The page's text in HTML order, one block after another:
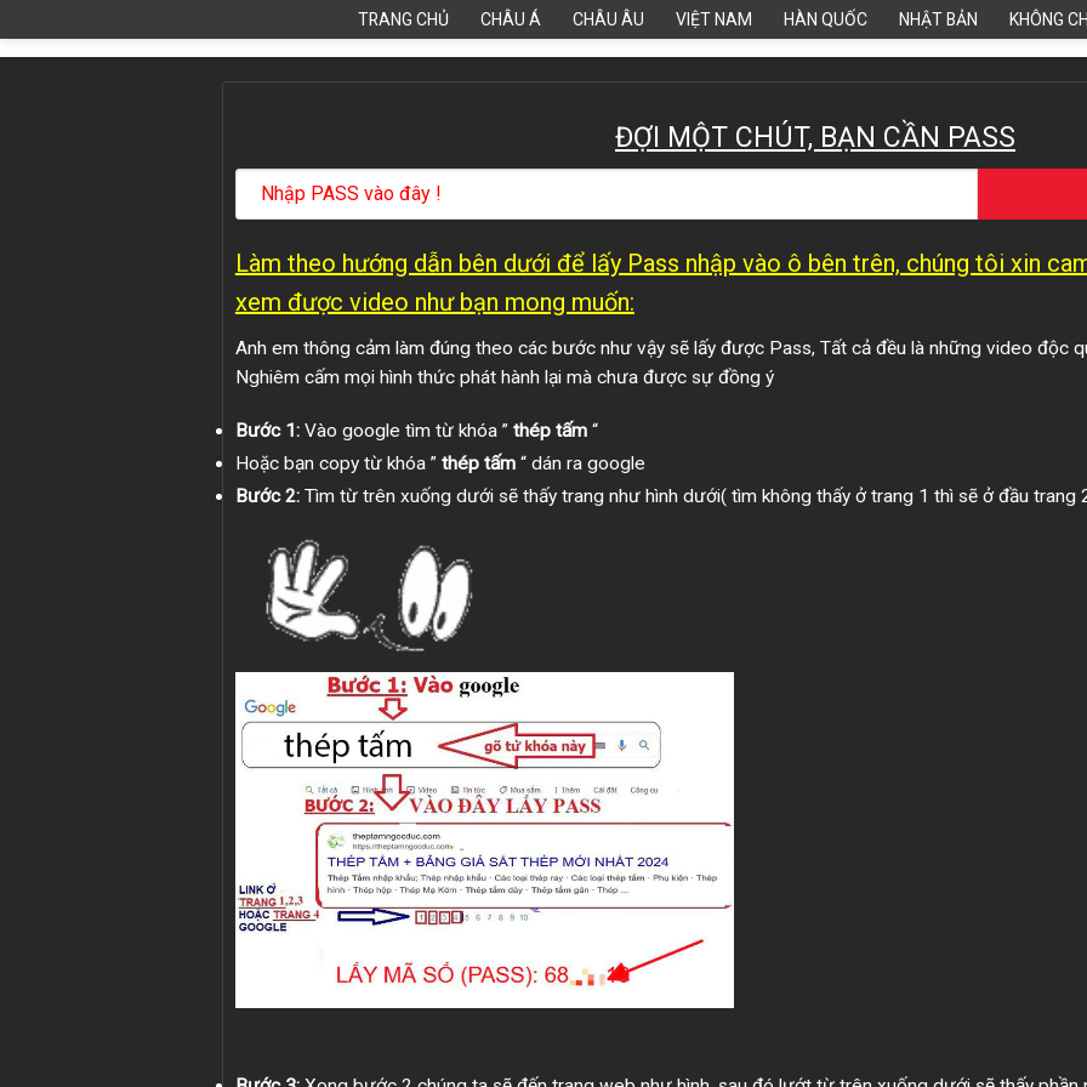
to
TRANG CHỦ CHÂU Á CHÂU ÂU VIỆT NAM HÀN QUỐC NHẬT BẢN KHÔNG
ĐỢI MỘT CHÚT, BẠN CẦN PASS
Làm theo hướng dẫn bên dưới để lấy Pass nhập vào ô bên trên, chúng tôi xin
xem được video như bạn mong muốn:
Anh em thông cảm làm đúng theo các bước như vậy sẽ lấy được Pass, Tất cả đều là những video độc
Nghiêm cấm mọi hình thức phát hành lại mà chưa được sự đồng ý
Bước 1:Vào google tìm từ khóa ” thép tấm“
Hoặc bạn copy từ khóa ” thép tấm“ dán ra google
Bước 2:Tìm từ trên xuống dưới sẽ thấy trang như hình dưới( tìm không thấy ở trang 1 thì sẽ ở đầu trang